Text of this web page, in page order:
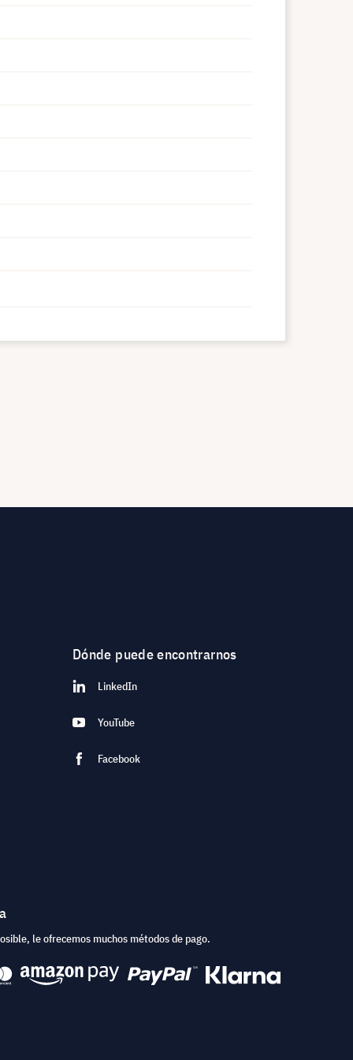
Dónde puede encontrarnos
LinkedIn
YouTube
Facebook
le ofrecemos muchos métodos de pago.